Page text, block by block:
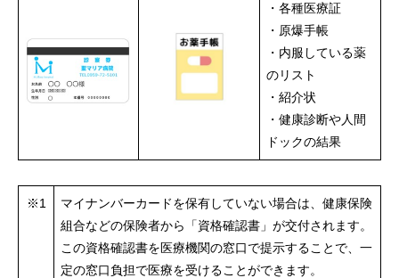
・各種医療証
・原爆手帳
・内服している薬
のリスト
・紹介状
・健康診断や人間
ドックの結果
※1
マイナンバーカードを保有していない場合は、健康保険
組合などの保険者から「資格確認書」が交付されます。
この資格確認書を医療機関の窓口で提示することで、一
定の窓口負担で医療を受けることができます。